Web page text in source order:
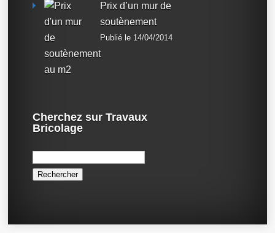
Prix d’un mur de
soutènement
Publié le 14/04/2014
Cherchez sur Travaux
Bricolage
Rechercher :